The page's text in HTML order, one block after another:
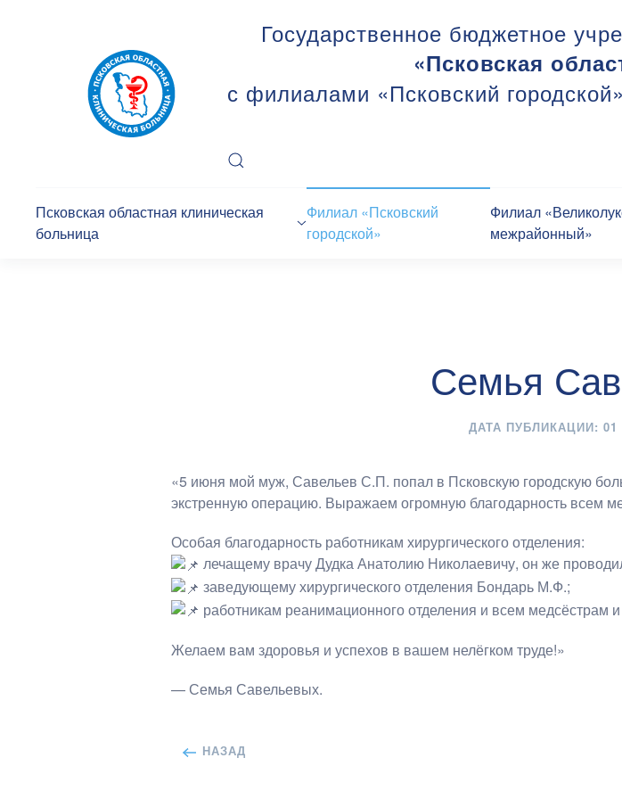
Государственное бюджетное
«Псковская
с филиалами «Псковский
Псковская областная клиническая
больница
Филиал «Псковский
городской»
Филиал
межрайонный»
Семья
ДАТА ПУБЛИКАЦИИ:
«5 июня мой муж, Савельев С.П. попал в Псковскую городскую
экстренную операцию. Выражаем огромную благодарность всем
Особая благодарность работникам хирургического отделения:
лечащему врачу Дудка Анатолию Николаевичу, он же
заведующему хирургического отделения Бондарь М.Ф.;
работникам реанимационного отделения и всем медсёстрам
Желаем вам здоровья и успехов в вашем нелёгком труде!»
— Семья Савельевых.
НАЗАД